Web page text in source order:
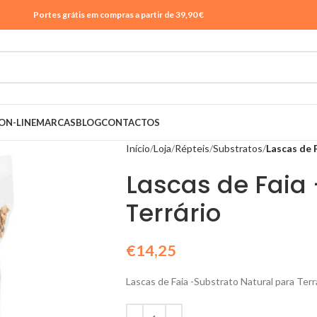
Portes grátis em compras a partir de 39,90 €
LINEMARCASBLOGCONTACTOS
Início Loja Répteis Substratos Lascas de
Lascas de
Terrário
€14,25
Lascas de Faia -Substrato Natural para